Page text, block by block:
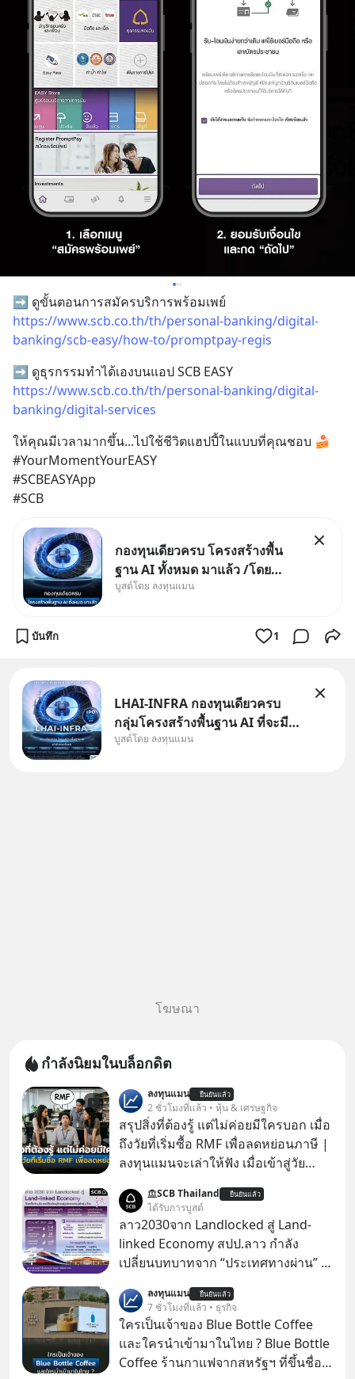
➡️ ดูขั้นตอนการสมัครบริการพร้อมเพย์
https://www.scb.co.th/th/personal-banking/digital-
banking/scb-easy/how-to/promptpay-regis
https://www.scb.co.th/th/personal-banking/digital-
banking/digital-services
ให้คุณมีเวลามากขึ้น...ไปใช้ชีวิตแฮปปี้ในแบบที่คุณชอบ 🍰
#YourMomentYourEASY
#SCBEASYApp
#SCB
กองทุนเดียวครบ โครงสร้างพื้น
ฐาน AI ทั้งหมด มาแล้ว /โดย
ลงทุนแมน AI Supercycle คือ
ประดิษฐ์ จะกลายเป็นตัวขับเคลื่อน
หลัก ของการเติบโตทางเศรษฐกิจ
บูสต์โดย ลงทุนแมน
บันทึก 1
LHAI-INFRA กองทุนเดียวครบ
กลุ่มโครงสร้างพื้นฐาน AI ที่จะมี
งบลงทุนครั้งใหญ่ในประวัติศาสตร์
บูสต์โดย ลงทุนแมน
โฆษณา
กำลังนิยมในบล็อกดิต
ลงทุนแมน ยืนยันแล้ว
2 ชั่วโมงที่แล้ว • หุ้น & เศรษฐกิจ
สรุปสิ่งที่ต้องรู้ แต่ไม่ค่อยมีใครบอก เมื่อ
ถึงวัยที่เริ่มซื้อ RMF เพื่อลดหย่อนภาษี |
ลงทุนแมนจะเล่าให้ฟัง เมื่อเข้าสู่วัย
ภาษี หลายคนมักได้รับคำแนะนำให้
ลงทุนใน RMF เพราะนอกจากจะช่วยลด
หย่อนภาษีได้แล้ว ยังเป็นโอกาสในการ
สร้างความมั่งคั่งระยะยาว แต่น้อยคน
อะไรบ้าง ควรดู ตรงไหน ทำอย่างไร ถึง
จะดีกับเรา แล้วเราควรรู้ข้อมูลอะไร
เกี่ยวกับ RMF บ้าง เพื่อให้นำไปใช้ต่อได้
จริง ๆ ลงทุนแมนจะเล่าให้ฟัง
SCB Thailand ยืนยันแล้ว
ได้รับการบูสต์
ลาว2030จาก Landlocked สู่ Land-
linked Economy สปป.ลาว กำลัง
เปลี่ยนบทบาทจาก “ประเทศทางผ่าน” สู่
ของอนุภูมิภาคลุ่มแม่น้ำโขง
ลงทุนแมน ยืนยันแล้ว
7 ชั่วโมงที่แล้ว • ธุรกิจ
ใครเป็นเจ้าของ Blue Bottle Coffee
และใครนำเข้ามาในไทย ? Blue Bottle
Coffee ร้านกาแฟจากสหรัฐฯ ที่ขึ้นชื่อ